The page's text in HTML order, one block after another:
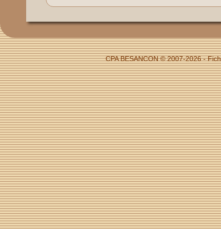
CPA BESANCON © 2007-2026 -